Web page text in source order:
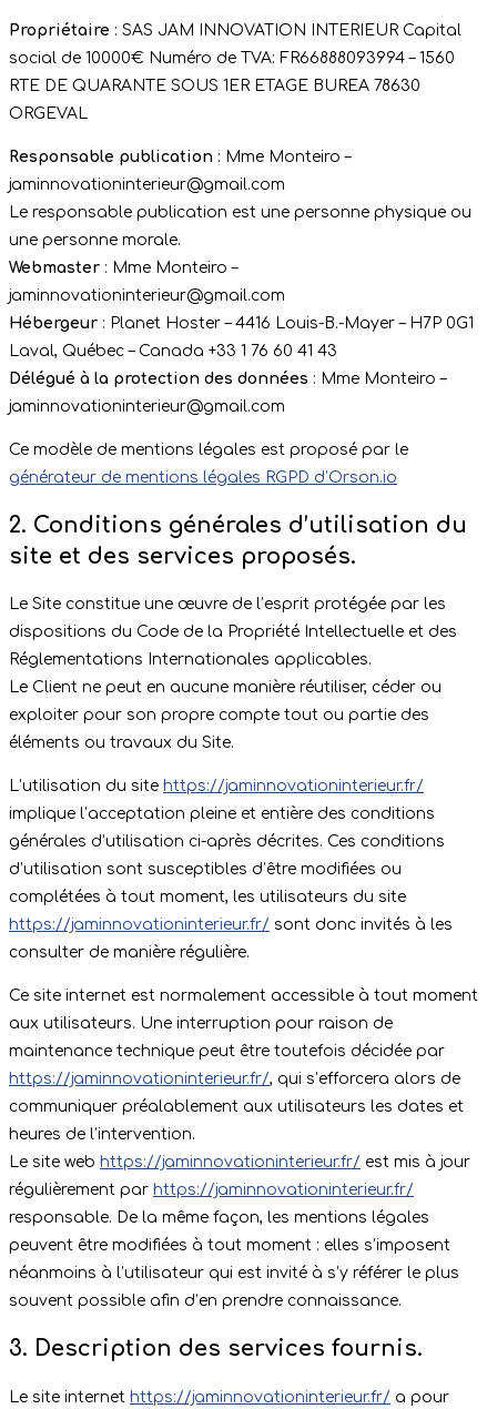
Propriétaire : SAS JAM INNOVATION INTERIEUR Capital
social de 10000€ Numéro de TVA: FR66888093994 – 1560
RTE DE QUARANTE SOUS 1ER ETAGE BUREA 78630
ORGEVAL
Responsable publication : Mme Monteiro –
jaminnovationinterieur@gmail.com
Le responsable publication est une personne physique ou
une personne morale.
Webmaster : Mme Monteiro –
jaminnovationinterieur@gmail.com
Hébergeur : Planet Hoster – 4416 Louis-B.-Mayer – H7P 0G1
Laval, Québec – Canada +33 1 76 60 41 43
Délégué à la protection des données : Mme Monteiro –
jaminnovationinterieur@gmail.com
Ce modèle de mentions légales est proposé par le
générateur de mentions légales RGPD d’Orson.io
2. Conditions générales d’utilisation du
site et des services proposés.
Le Site constitue une œuvre de l’esprit protégée par les
dispositions du Code de la Propriété Intellectuelle et des
Réglementations Internationales applicables.
Le Client ne peut en aucune manière réutiliser, céder ou
exploiter pour son propre compte tout ou partie des
éléments ou travaux du Site.
L’utilisation du site https://jaminnovationinterieur.fr/
implique l’acceptation pleine et entière des conditions
générales d’utilisation ci-après décrites. Ces conditions
d’utilisation sont susceptibles d’être modifiées ou
complétées à tout moment, les utilisateurs du site
https://jaminnovationinterieur.fr/ sont donc invités à les
consulter de manière régulière.
Ce site internet est normalement accessible à tout moment
aux utilisateurs. Une interruption pour raison de
maintenance technique peut être toutefois décidée par
https://jaminnovationinterieur.fr/, qui s’efforcera alors de
communiquer préalablement aux utilisateurs les dates et
heures de l’intervention.
Le site web https://jaminnovationinterieur.fr/ est mis à jour
régulièrement par https://jaminnovationinterieur.fr/
responsable. De la même façon, les mentions légales
peuvent être modifiées à tout moment : elles s’imposent
néanmoins à l’utilisateur qui est invité à s’y référer le plus
souvent possible afin d’en prendre connaissance.
3. Description des services fournis.
Le site internet https://jaminnovationinterieur.fr/ a pour